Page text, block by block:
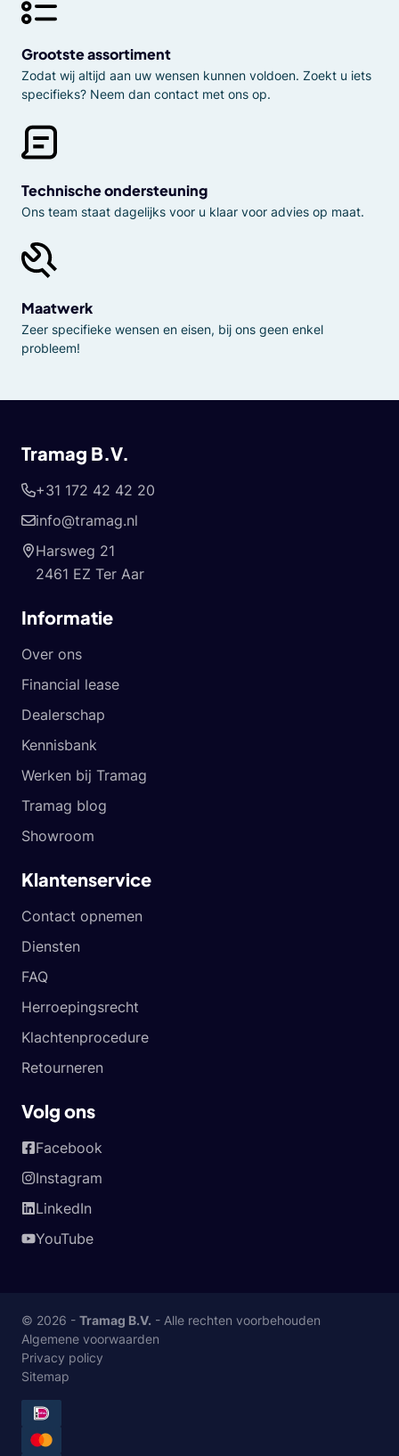
Grootste assortiment
Zodat wij altijd aan uw wensen kunnen voldoen. Zoekt u iets
specifieks? Neem dan contact met ons op.
Technische ondersteuning
Ons team staat dagelijks voor u klaar voor advies op maat.
Maatwerk
Zeer specifieke wensen en eisen, bij ons geen enkel
probleem!
Tramag B.V.
+31 172 42 42 20
info@tramag.nl
Harsweg 21
2461 EZ Ter Aar
Informatie
Over ons
Financial lease
Dealerschap
Kennisbank
Werken bij Tramag
Tramag blog
Showroom
Klantenservice
Contact opnemen
Diensten
FAQ
Herroepingsrecht
Klachtenprocedure
Retourneren
Volg ons
Facebook
Instagram
LinkedIn
YouTube
© 2026 - Tramag B.V. - Alle rechten voorbehouden
Algemene voorwaarden
Privacy policy
Sitemap